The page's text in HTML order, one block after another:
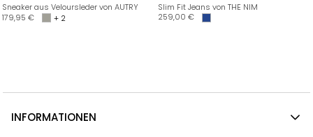
Sneaker aus Veloursleder von AUTRY
179,95 € + 2
Slim Fit Jeans von THE NIM
259,00 €
INFORMATIONEN